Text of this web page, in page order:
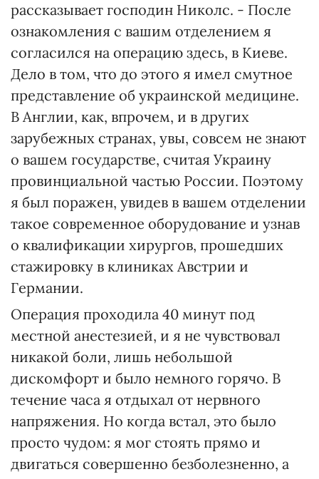
рассказывает господин Николс. - После
ознакомления с вашим отделением я
согласился на операцию здесь, в Киеве.
Дело в том, что до этого я имел смутное
представление об украинской медицине.
В Англии, как, впрочем, и в других
зарубежных странах, увы, совсем не знают
о вашем государстве, считая Украину
провинциальной частью России. Поэтому
я был поражен, увидев в вашем отделении
такое современное оборудование и узнав
о квалификации хирургов, прошедших
стажировку в клиниках Австрии и
Германии.
Операция проходила 40 минут под
местной анестезией, и я не чувствовал
никакой боли, лишь небольшой
дискомфорт и было немного горячо. В
течение часа я отдыхал от нервного
напряжения. Но когда встал, это было
просто чудом: я мог стоять прямо и
двигаться совершенно безболезненно, а